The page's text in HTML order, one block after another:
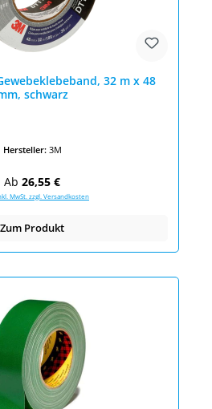
32 m x 48
schwarz
Hersteller: 3M
Regulärer Preis:
Ab 26,55 €
MwSt. zzgl. Versandkosten
Zum Produkt